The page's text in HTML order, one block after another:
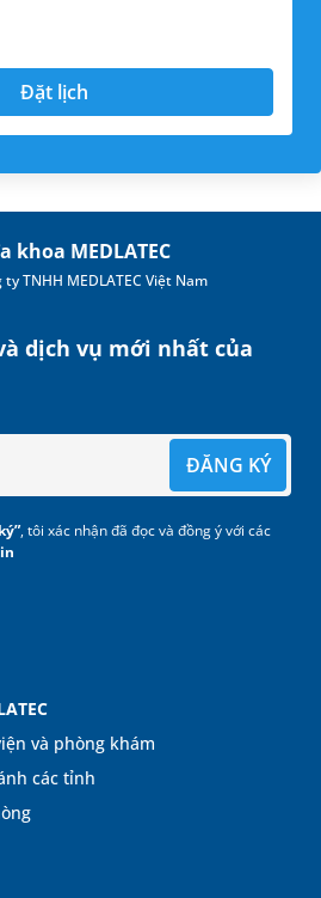
Đặt lịch
khoa MEDLATEC
TNHH MEDLATEC Việt Nam
và phòng khám
các tỉnh
dịch vụ mới nhất của
ĐĂNG KÝ
, tôi xác nhận đã đọc và đồng ý với các